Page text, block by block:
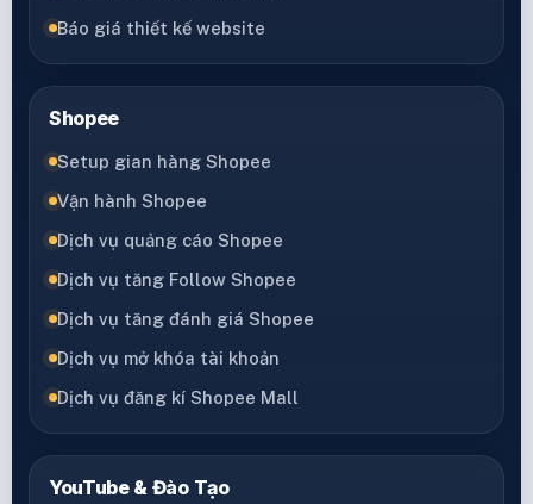
Báo giá thiết kế website
Shopee
Setup gian hàng Shopee
Vận hành Shopee
Dịch vụ quảng cáo Shopee
Dịch vụ tăng Follow Shopee
Dịch vụ tăng đánh giá Shopee
Dịch vụ mở khóa tài khoản
Dịch vụ đăng kí Shopee Mall
YouTube & Đào Tạo